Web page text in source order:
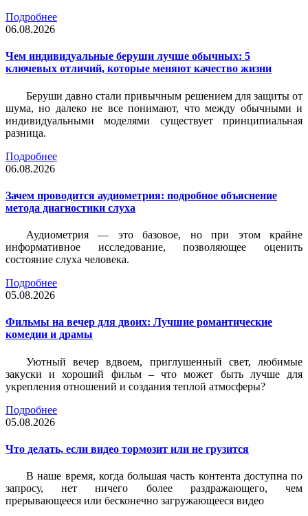
Подробнее
06.08.2026
Чем индивидуальные беруши лучше обычных: 5
ключевых отличий, которые меняют качество жизни
Беруши давно стали привычным решением для защиты от
шума, но далеко не все понимают, что между обычными и
индивидуальными моделями существует принципиальная
разница.
Подробнее
06.08.2026
Зачем проводится аудиометрия: подробное объяснение
метода диагностики слуха
Аудиометрия — это базовое, но при этом крайне
информативное исследование, позволяющее оценить
состояние слуха человека.
Подробнее
05.08.2026
Фильмы на вечер для двоих: Лучшие романтические
комедии и драмы
Уютный вечер вдвоем, приглушенный свет, любимые
закуски и хороший фильм – что может быть лучше для
укрепления отношений и создания теплой атмосферы?
Подробнее
05.08.2026
Что делать, если видео тормозит или не грузится
В наше время, когда большая часть контента доступна по
запросу, нет ничего более раздражающего, чем
прерывающееся или бесконечно загружающееся видео